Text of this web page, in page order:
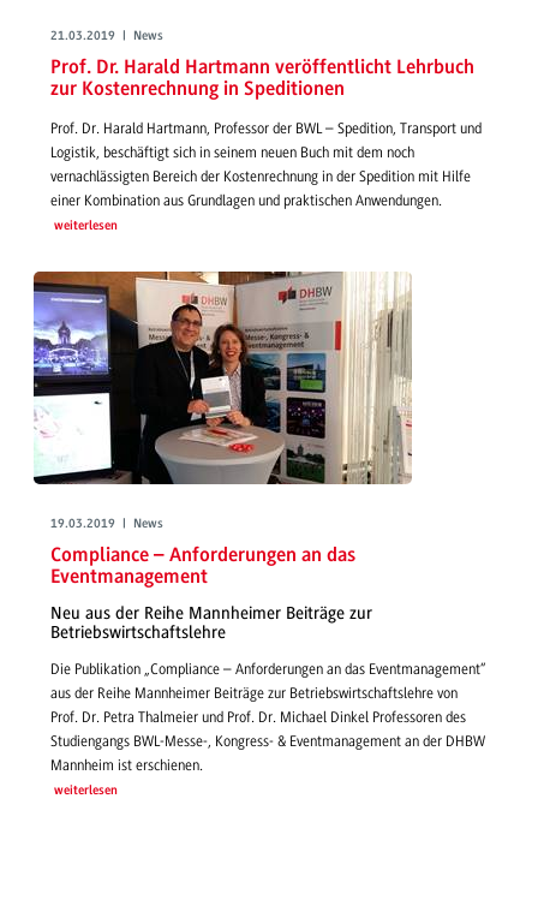
21.03.2019 | News
Prof. Dr. Harald Hartmann veröffentlicht Lehrbuch
zur Kostenrechnung in Speditionen
Prof. Dr. Harald Hartmann, Professor der BWL – Spedition, Transport und
Logistik, beschäftigt sich in seinem neuen Buch mit dem noch
vernachlässigten Bereich der Kostenrechnung in der Spedition mit Hilfe
einer Kombination aus Grundlagen und praktischen Anwendungen.
weiterlesen
19.03.2019 | News
Compliance – Anforderungen an das
Eventmanagement
Neu aus der Reihe Mannheimer Beiträge zur
Betriebswirtschaftslehre
Die Publikation „Compliance – Anforderungen an das Eventmanagement“
aus der Reihe Mannheimer Beiträge zur Betriebswirtschaftslehre von
Prof. Dr. Petra Thalmeier und Prof. Dr. Michael Dinkel Professoren des
Studiengangs BWL-Messe-, Kongress- & Eventmanagement an der DHBW
Mannheim ist erschienen.
weiterlesen